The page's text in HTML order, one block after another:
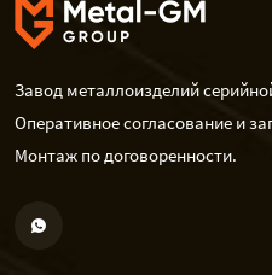
Завод металлоизделий
Оперативное согласование и
Монтаж по договоренности.